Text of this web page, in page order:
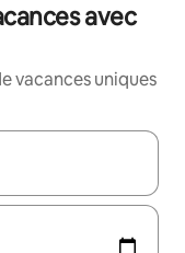
avec
vacances uniques
les flèches vers le